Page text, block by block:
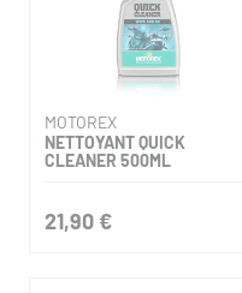
MOTOREX
NETTOYANT QUICK
CLEANER 500ML
21,90 €